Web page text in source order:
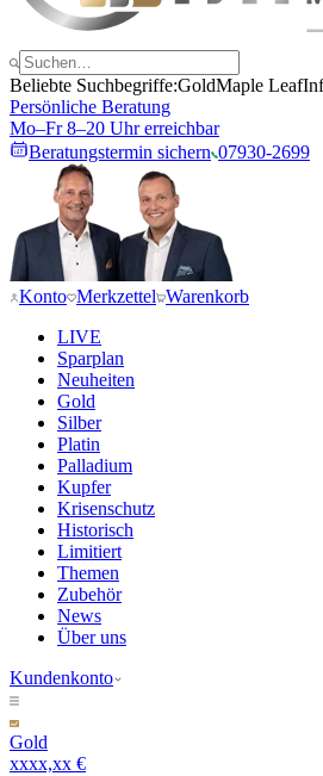
Beliebte Suchbegriffe:GoldMaple Leaf
Persönliche Beratung
Mo–Fr 8–20 Uhr erreichbar
Beratungstermin sichern 07930-2699
Konto Merkzettel Warenkorb
LIVE
Sparplan
Neuheiten
Gold
Silber
Platin
Palladium
Kupfer
Krisenschutz
Historisch
Limitiert
Themen
Zubehör
News
Über uns
Kundenkonto
Gold
xxxx,xx €